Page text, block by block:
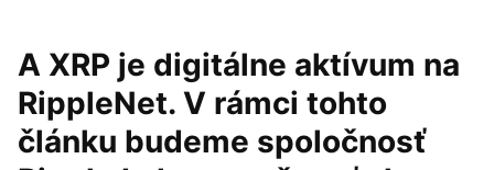
A XRP je digitálne aktívum na
RippleNet. V rámci tohto
článku budeme spoločnosť